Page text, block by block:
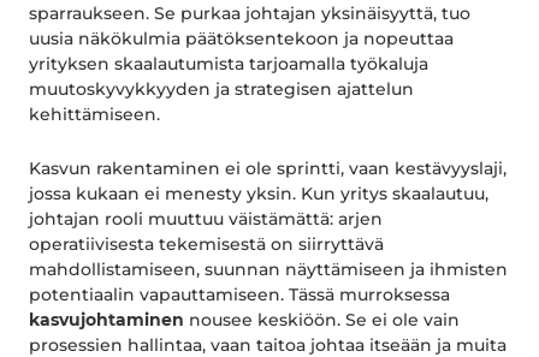
sparraukseen. Se purkaa johtajan yksinäisyyttä, tuo
uusia näkökulmia päätöksentekoon ja nopeuttaa
yrityksen skaalautumista tarjoamalla työkaluja
muutoskyvykkyyden ja strategisen ajattelun
kehittämiseen.
Kasvun rakentaminen ei ole sprintti, vaan kestävyyslaji,
jossa kukaan ei menesty yksin. Kun yritys skaalautuu,
johtajan rooli muuttuu väistämättä: arjen
operatiivisesta tekemisestä on siirryttävä
mahdollistamiseen, suunnan näyttämiseen ja ihmisten
potentiaalin vapauttamiseen. Tässä murroksessa
kasvujohtaminen nousee keskiöön. Se ei ole vain
prosessien hallintaa, vaan taitoa johtaa itseään ja muita